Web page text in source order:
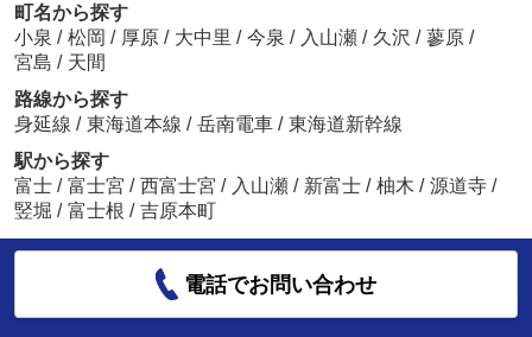
町名から探す
小泉 / 松岡 / 厚原 / 大中里 / 今泉 / 入山瀬 / 久沢 / 蓼原 /
宮島 / 天間
路線から探す
身延線 / 東海道本線 / 岳南電車 / 東海道新幹線
駅から探す
富士 / 富士宮 / 西富士宮 / 入山瀬 / 新富士 / 柚木 / 源道寺 /
竪堀 / 富士根 / 吉原本町
電話でお問い合わせ